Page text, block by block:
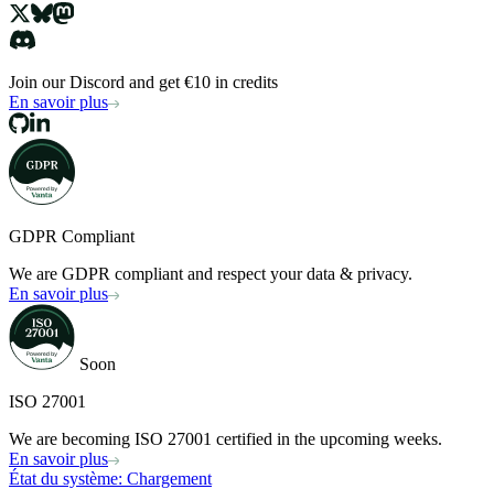
Join our Discord and get €10 in credits
En savoir plus
GDPR Compliant
We are GDPR compliant and respect your data & privacy.
En savoir plus
Soon
ISO 27001
We are becoming ISO 27001 certified in the upcoming weeks.
En savoir plus
État du système: Chargement